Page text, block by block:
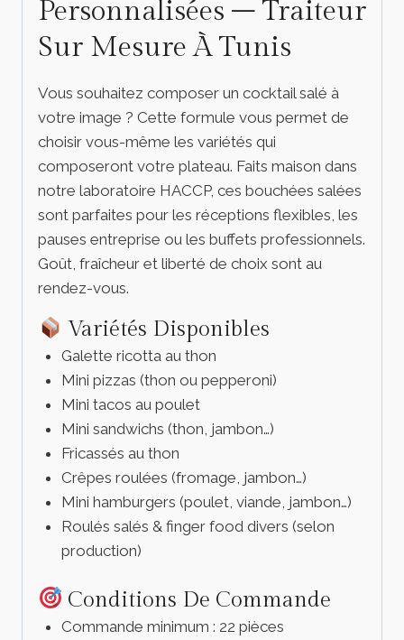
Personnalisées – Traiteur
Sur Mesure À Tunis
Vous souhaitez composer un cocktail salé à
votre image ? Cette formule vous permet de
choisir vous-même les variétés qui
composeront votre plateau. Faits maison dans
notre laboratoire HACCP, ces bouchées salées
sont parfaites pour les réceptions flexibles, les
pauses entreprise ou les buffets professionnels.
Goût, fraîcheur et liberté de choix sont au
rendez-vous.
Variétés Disponibles
Galette ricotta au thon
Mini pizzas (thon ou pepperoni)
Mini tacos au poulet
Mini sandwichs (thon, jambon…)
Fricassés au thon
Crêpes roulées (fromage, jambon…)
Mini hamburgers (poulet, viande, jambon…)
Roulés salés & finger food divers (selon
production)
Conditions De Commande
Commande minimum : 22 pièces